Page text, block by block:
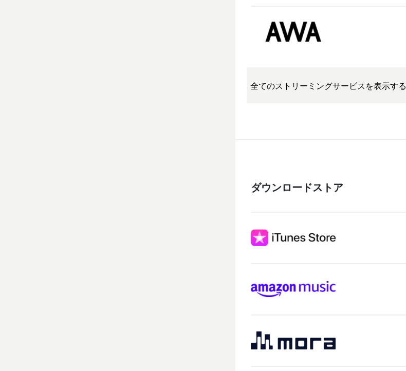
全てのストリーミングサービスを表示する
ダウンロードストア